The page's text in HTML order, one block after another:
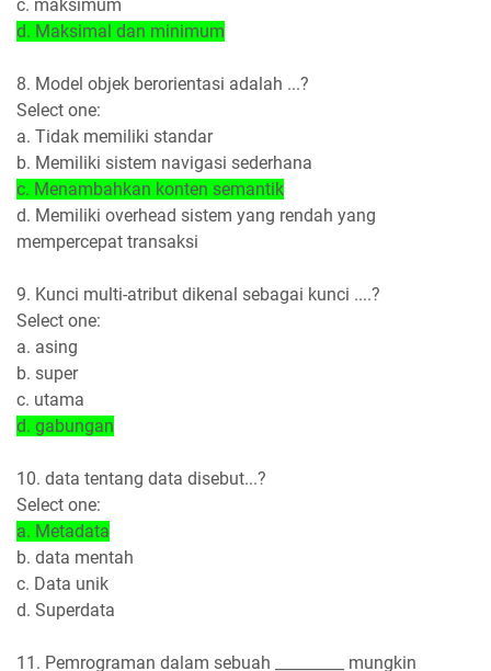
c. maksimum
d. Maksimal dan minimum
8. Model objek berorientasi adalah ...?
Select one:
a. Tidak memiliki standar
b. Memiliki sistem navigasi sederhana
c. Menambahkan konten semantik
d. Memiliki overhead sistem yang rendah yang
mempercepat transaksi
9. Kunci multi-atribut dikenal sebagai kunci ....?
Select one:
a. asing
b. super
c. utama
d. gabungan
10. data tentang data disebut...?
Select one:
a. Metadata
b. data mentah
c. Data unik
d. Superdata
11. Pemrograman dalam sebuah _________ mungkin